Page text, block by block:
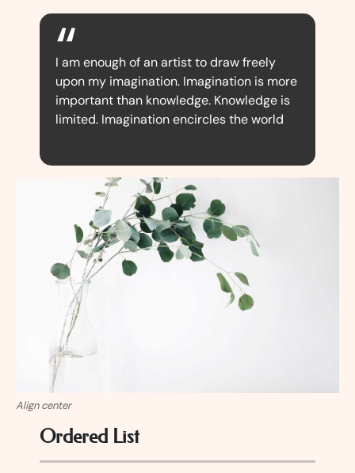
I am enough of an artist to draw freely
upon my imagination. Imagination is more
important than knowledge. Knowledge is
limited. Imagination encircles the world
Align center
Ordered List